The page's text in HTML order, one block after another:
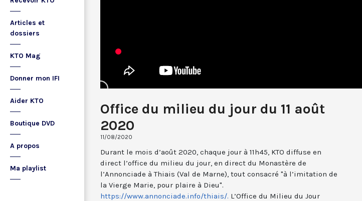
Articles et
dossiers
KTO Mag
Donner mon IFI
Aider KTO
Boutique DVD
A propos
Ma playlist
Office du milieu du jour du 11 août
2020
11/08/2020
Durant le mois d’août 2020, chaque jour à 11h45, KTO diffuse en
direct l’office du milieu du jour, en direct du Monastère de
l’Annonciade à Thiais (Val de Marne), tout consacré "à l’imitation de
la Vierge Marie, pour plaire à Dieu".
https://www.annonciade.info/thiais/. L’Office du Milieu du Jour